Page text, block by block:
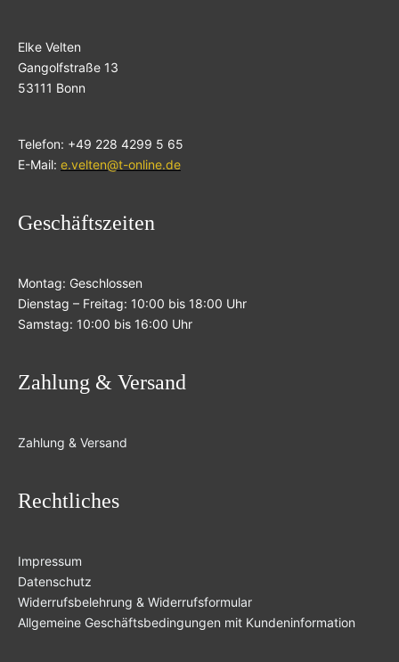
Elke Velten
Gangolfstraße 13
53111 Bonn
Telefon: +49 228 4299 5 65
E-Mail: e.velten@t-online.de
Geschäftszeiten
Montag: Geschlossen
Dienstag – Freitag: 10:00 bis 18:00 Uhr
Samstag: 10:00 bis 16:00 Uhr
Zahlung & Versand
Zahlung & Versand
Rechtliches
Impressum
Datenschutz
Widerrufsbelehrung & Widerrufsformular
Allgemeine Geschäftsbedingungen mit Kundeninformation